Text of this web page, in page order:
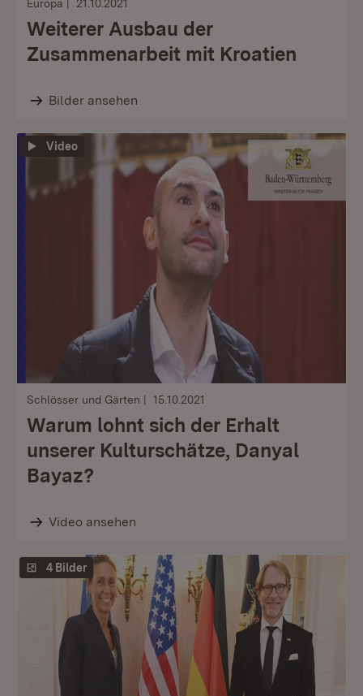
Europa 21.10.2021
Weiterer Ausbau der
Zusammenarbeit mit Kroatien
Bilder ansehen
Video
Schlösser und Gärten 15.10.2021
Warum lohnt sich der Erhalt
unserer Kulturschätze, Danyal
Bayaz?
Video ansehen
4 Bilder